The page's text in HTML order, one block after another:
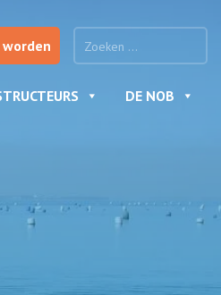
worden
DE NOB